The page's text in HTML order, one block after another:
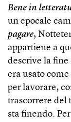
Bene in
un epocale
pagare,
appartiene a
descrive la
era usato
per lavorare,
trascorrere del
sta finendo.